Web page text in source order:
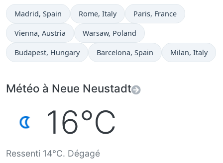
Heure actuelle à
Madrid, Spain Heure actuelle à
Rome, Italy Heure actuelle à
Paris, France
Heure actuelle à
Vienna, Austria Heure actuelle à
Warsaw, Poland
Heure actuelle à
Budapest, Hungary Heure actuelle à
Barcelona, Spain Heure actuelle
Milan, Italy
Météo à Neue Neustadt
16°C
Ressenti 14°C. Dégagé